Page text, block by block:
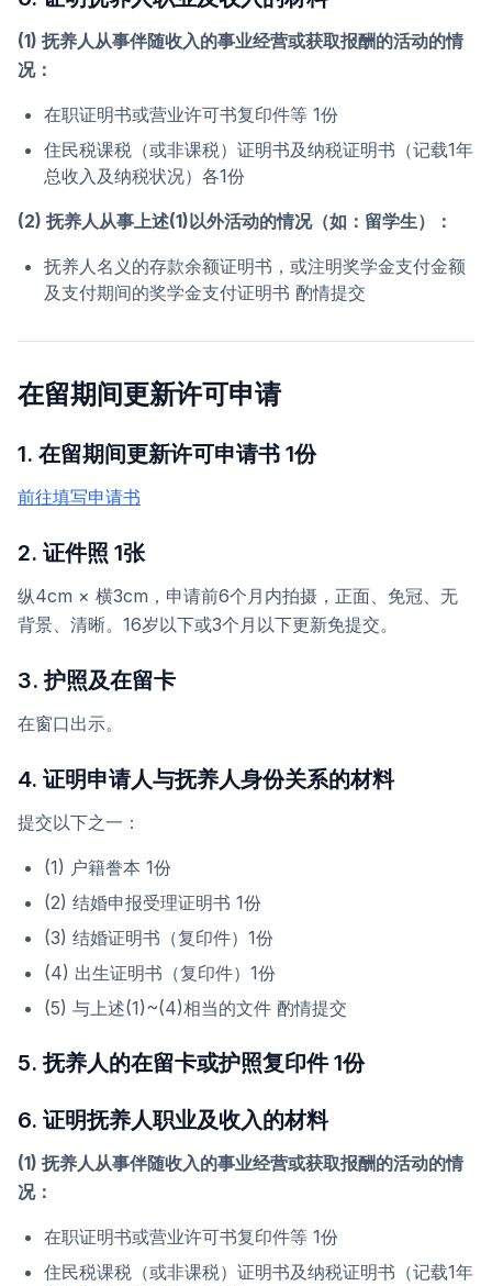
(1) 抚养人从事伴随收入的事业经营或获取报酬的活动的情
况：
在职证明书或营业许可书复印件等 1份
住民税课税（或非课税）证明书及纳税证明书（记载1年
总收入及纳税状况）各1份
(2) 抚养人从事上述(1)以外活动的情况（如：留学生）：
抚养人名义的存款余额证明书，或注明奖学金支付金额
及支付期间的奖学金支付证明书 酌情提交
在留期间更新许可申请
1. 在留期间更新许可申请书 1份
前往填写申请书
2. 证件照 1张
纵4cm × 横3cm，申请前6个月内拍摄，正面、免冠、无
背景、清晰。16岁以下或3个月以下更新免提交。
3. 护照及在留卡
在窗口出示。
4. 证明申请人与抚养人身份关系的材料
提交以下之一：
(1) 户籍誊本 1份
(2) 结婚申报受理证明书 1份
(3) 结婚证明书（复印件）1份
(4) 出生证明书（复印件）1份
(5) 与上述(1)~(4)相当的文件 酌情提交
5. 抚养人的在留卡或护照复印件 1份
6. 证明抚养人职业及收入的材料
(1) 抚养人从事伴随收入的事业经营或获取报酬的活动的情
况：
在职证明书或营业许可书复印件等 1份
住民税课税（或非课税）证明书及纳税证明书（记载1年